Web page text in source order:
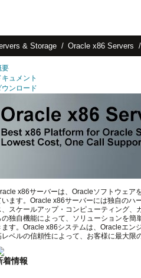
& Storage Oracle x86 Servers
要
キュメント
ウンロード
x86サーバーは、Oracleソフトウェア
います。Oracle x86サーバーには独自のハ
、スケールアップ・コンピューティング
の独自機能によって、ソリューションを
ます。Oracle x86システムは、Oracleエン
レベルの信頼性によって、お客様に最大限
着情報